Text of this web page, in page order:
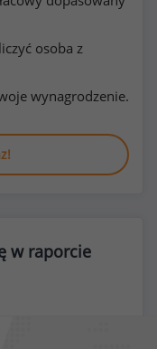
osoba z
wynagrodzenie.
w raporcie